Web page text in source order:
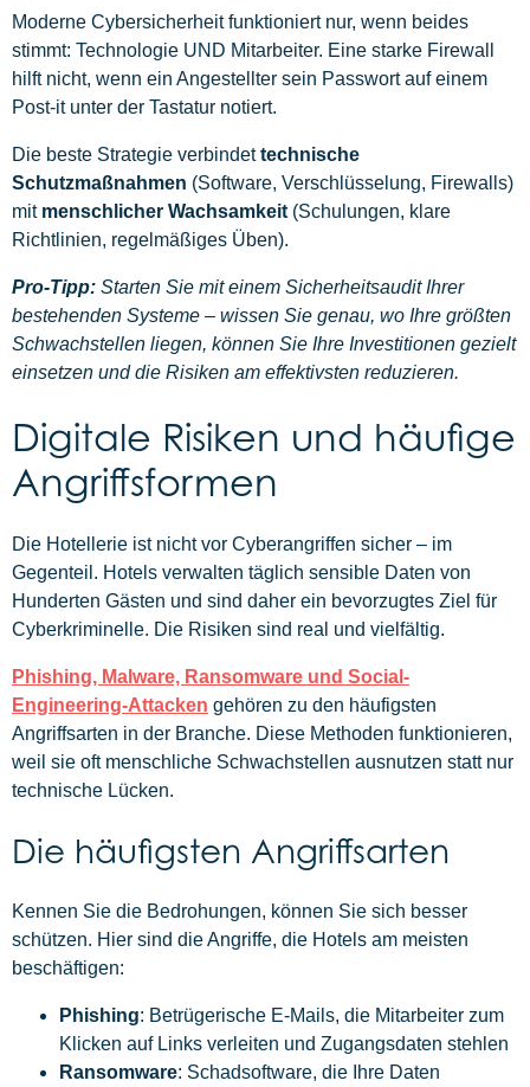
Moderne Cybersicherheit funktioniert nur, wenn beides
stimmt: Technologie UND Mitarbeiter. Eine starke Firewall
hilft nicht, wenn ein Angestellter sein Passwort auf einem
Post-it unter der Tastatur notiert.
Die beste Strategie verbindettechnische
Schutzmaßnahmen (Software, Verschlüsselung, Firewalls)
mit menschlicher Wachsamkeit (Schulungen, klare
Richtlinien, regelmäßiges Üben).
Pro-Tipp: Starten Sie mit einem Sicherheitsaudit Ihrer
bestehenden Systeme – wissen Sie genau, wo Ihre größten
Schwachstellen liegen, können Sie Ihre Investitionen gezielt
einsetzen und die Risiken am effektivsten reduzieren.
Digitale Risiken und häufige
Angriffsformen
Die Hotellerie ist nicht vor Cyberangriffen sicher – im
Gegenteil. Hotels verwalten täglich sensible Daten von
Hunderten Gästen und sind daher ein bevorzugtes Ziel für
Cyberkriminelle. Die Risiken sind real und vielfältig.
Phishing, Malware, Ransomware und Social-
Engineering-Attacken gehören zu den häufigsten
Angriffsarten in der Branche. Diese Methoden funktionieren,
weil sie oft menschliche Schwachstellen ausnutzen statt nur
technische Lücken.
Die häufigsten Angriffsarten
Kennen Sie die Bedrohungen, können Sie sich besser
schützen. Hier sind die Angriffe, die Hotels am meisten
beschäftigen:
Phishing: Betrügerische E-Mails, die Mitarbeiter zum
Klicken auf Links verleiten und Zugangsdaten stehlen
Ransomware: Schadsoftware, die Ihre Daten